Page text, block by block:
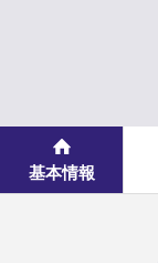
基本情報